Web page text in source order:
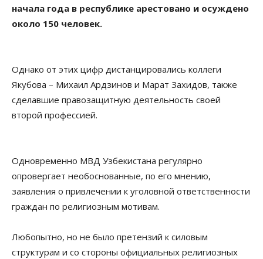
начала года в республике арестовано и осуждено
около 150 человек.
Однако от этих цифр дистанцировались коллеги
Якубова – Михаил Ардзинов и Марат Захидов, также
сделавшие правозащитную деятельность своей
второй профессией.
Одновременно МВД Узбекистана регулярно
опровергает необоснованные, по его мнению,
заявления о привлечении к уголовной ответственности
граждан по религиозным мотивам.
Любопытно, но не было претензий к силовым
структурам и со стороны официальных религиозных